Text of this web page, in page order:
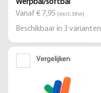
Werpbal/softbal
Vanaf € 7,95 (excl. btw)
Beschikbaar in 3 varianten
Vergelijken